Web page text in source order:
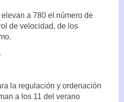
a 780 el número de
de velocidad, de los
la regulación y ordenación
a los 11 del verano